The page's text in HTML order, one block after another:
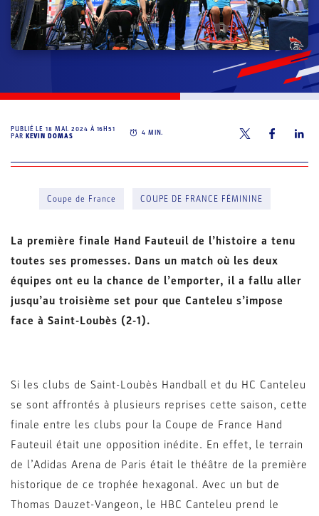
PUBLIÉ LE18 MAI. 2024 À 16H51
PAR KEVIN DOMAS 4 MIN.
Coupe de France COUPE DE FRANCE FÉMININE
La première finale Hand Fauteuil de l’histoire a tenu
toutes ses promesses. Dans un match où les deux
équipes ont eu la chance de l’emporter, il a fallu aller
jusqu’au troisième set pour que Canteleu s’impose
face à Saint-Loubès (2-1).
Si les clubs de Saint-Loubès Handball et du HC Canteleu
se sont affrontés à plusieurs reprises cette saison, cette
finale entre les clubs pour la Coupe de France Hand
Fauteuil était une opposition inédite. En effet, le terrain
de l’Adidas Arena de Paris était le théâtre de la première
historique de ce trophée hexagonal. Avec un but de
Thomas Dauzet-Vangeon, le HBC Canteleu prend le